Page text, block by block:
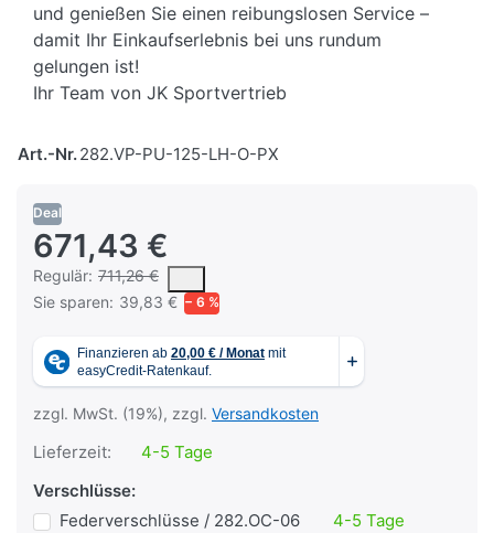
und genießen Sie einen reibungslosen Service –
damit Ihr Einkaufserlebnis bei uns rundum
gelungen ist!
Ihr Team von JK Sportvertrieb
Art.-Nr.282.VP-PU-125-LH-O-PX
Deal
671,43 €
Regulär: 711,26 €
Es handelt sich um den mittleren Verkaufspreis, den Kunden
Sie sparen: 39,83 € − 6 %
zzgl. MwSt. (19%), zzgl. Versandkosten
Lieferzeit:
4-5 Tage
Verschlüsse:
Federverschlüsse / 282.OC-06
4-5 Tage